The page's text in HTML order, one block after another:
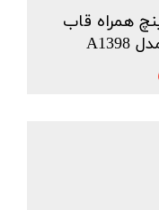
دی مک بوک پرو 15 اینچ همراه قاب